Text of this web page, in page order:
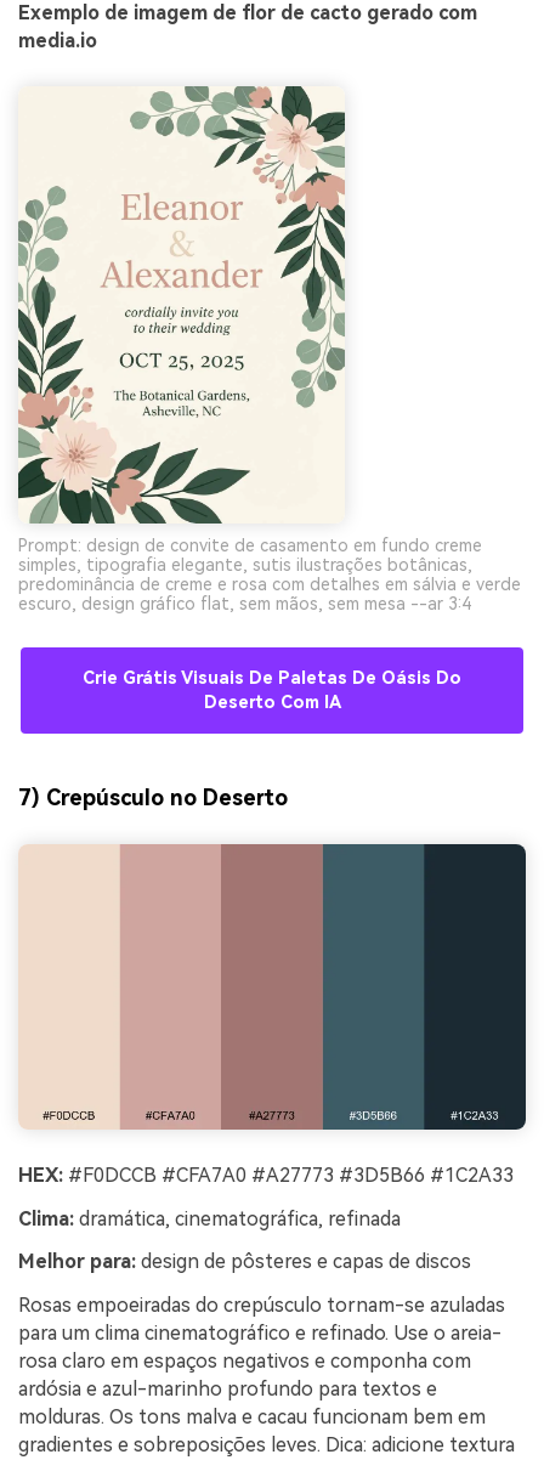
Exemplo de imagem de flor de cacto gerado com
media.io
Prompt: design de convite de casamento em fundo creme
simples, tipografia elegante, sutis ilustrações botânicas,
predominância de creme e rosa com detalhes em sálvia e verde
escuro, design gráfico flat, sem mãos, sem mesa --ar 3:4
Crie Grátis Visuais De Paletas De Oásis Do
Deserto Com IA
7) Crepúsculo no Deserto
HEX: #F0DCCB #CFA7A0 #A27773 #3D5B66 #1C2A33
Clima: dramática, cinematográfica, refinada
Melhor para: design de pôsteres e capas de discos
Rosas empoeiradas do crepúsculo tornam-se azuladas
para um clima cinematográfico e refinado. Use o areia-
rosa claro em espaços negativos e componha com
ardósia e azul-marinho profundo para textos e
molduras. Os tons malva e cacau funcionam bem em
gradientes e sobreposições leves. Dica: adicione textura